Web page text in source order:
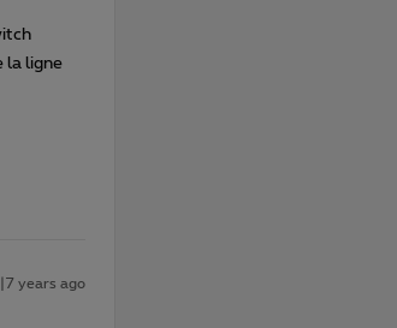
la ligne
years ago